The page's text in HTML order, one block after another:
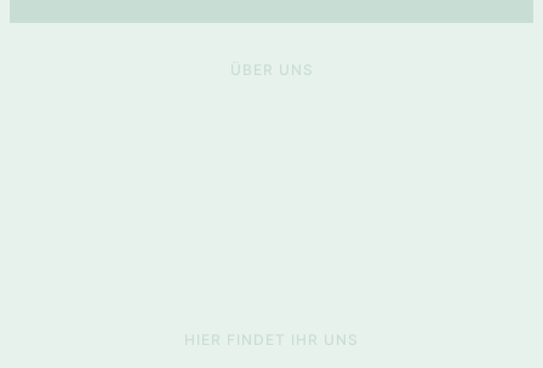
ÜBER UNS
HIER FINDET IHR UNS